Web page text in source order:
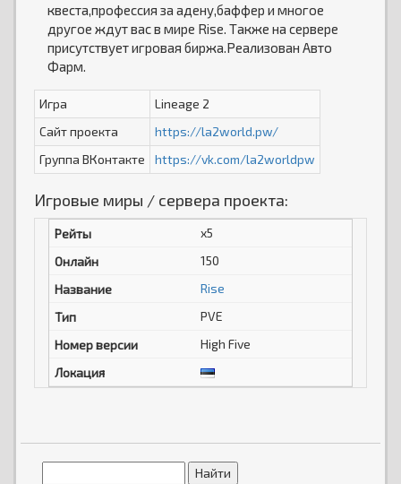
квеста,профессия за адену,баффер и многое
другое ждут вас в мире Rise. Также на сервере
присутствует игровая биржа.Реализован Авто
Фарм.
Игра
Lineage 2
Сайт проекта
https://la2world.pw/
Группа ВКонтакте
https://vk.com/la2worldpw
Игровые миры / сервера проекта:
x5
150
Rise
PVE
High Five